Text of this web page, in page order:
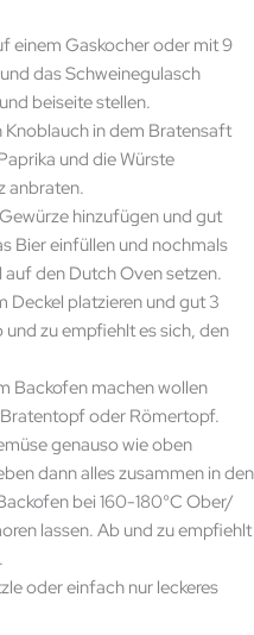
einem Gaskocher oder mit 9
das Schweinegulasch
beiseite stellen.
Knoblauch in dem Bratensaft
und die Würste
anbraten.
hinzufügen und gut
Bier einfüllen und nochmals
den Dutch Oven setzen.
Deckel platzieren und gut 3
zu empfiehlt es sich, den
Backofen machen wollen
oder Römertopf.
genauso wie oben
dann alles zusammen in den
bei 160-180°C Ober/
lassen. Ab und zu empfiehlt
oder einfach nur leckeres